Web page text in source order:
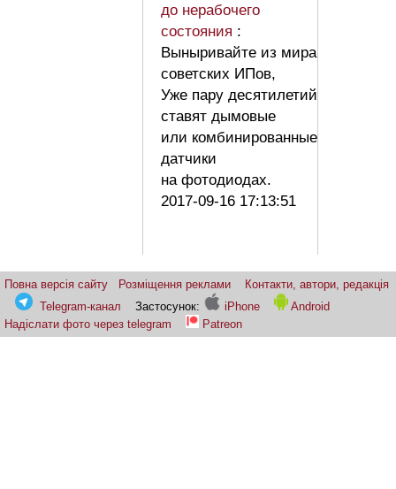
до нерабочего
состояния :
Выныривайте из мира
советских ИПов,
Уже пару десятилетий
ставят дымовые
или комбинированные
датчики
на фотодиодах.
2017-09-16 17:13:51
Повна версія сайту Розміщення реклами
Контакти, автори, редакція
Telegram-канал
Застосунок: iPhone
Android
Надіслати фото через telegram
Patreon